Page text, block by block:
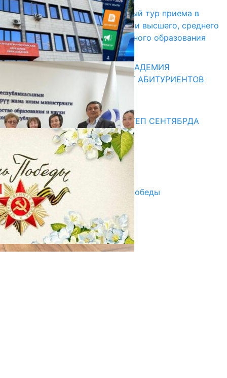
В Кыргызстане начался первый тур приема в
образовательные организации высшего, среднего
и начального профессионального образования
13.07.2026
КЫРГЫЗКО-РОССИЙСКАЯ АКАДЕМИЯ
ОБРАЗОВАНИЯ ПРИГЛАШАЕТ АБИТУРИЕНТОВ
10.07.2026
Медиа
СУЗАКТА 750 ОРУНДУУ МЕКТЕП СЕНТЯБРДА
ПАЙДАЛАНУУГА БЕРИЛЕТ
07.08.2025
Улуу Жеңиштин жандуу сөзү
29.04.2025
Награды в преддверии Дня Победы
29.04.2025